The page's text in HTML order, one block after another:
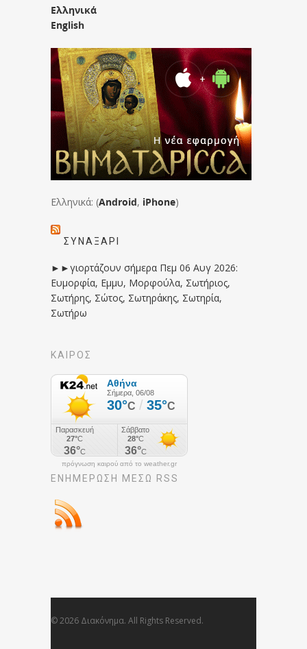
Ελληνικά
English
Ελληνικά: (Android, iPhone)
ΣΥΝΑΞΆΡΙ
►►γιορτάζουν σήμερα Πεμ 06 Αυγ 2026:
Ευμορφία, Εμμυ, Μορφούλα, Σωτήριος,
Σωτήρης, Σώτος, Σωτηράκης, Σωτηρία,
Σωτήρω
ΚΑΙΡΟΣ
πρόγνωση καιρού από το weather.gr
ΕΝΗΜΈΡΩΣΉ ΜΕΣΩ RSS
© 2026 Διακόνημα. All Rights Reserved.